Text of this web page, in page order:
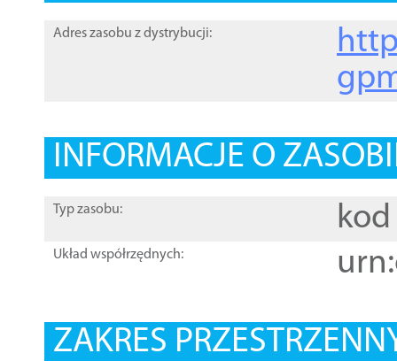
Adres zasobu z dystrybucji:
INFORMACJE O
Typ zasobu: kod
Układ współrzędnych:
ZAKRES